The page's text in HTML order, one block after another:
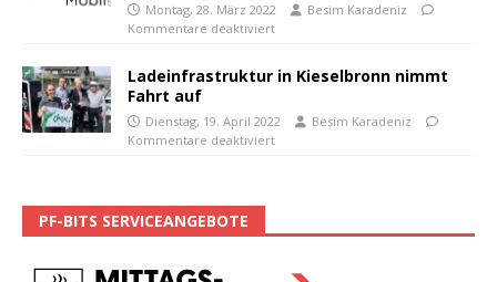
Montag, 28. März 2022
Besim Karadeniz
Kommentare deaktiviert
Ladeinfrastruktur in Kieselbronn nimmt
Fahrt auf
Dienstag, 19. April 2022
Besim Karadeniz
Kommentare deaktiviert
PF-BITS SERVICEANGEBOTE